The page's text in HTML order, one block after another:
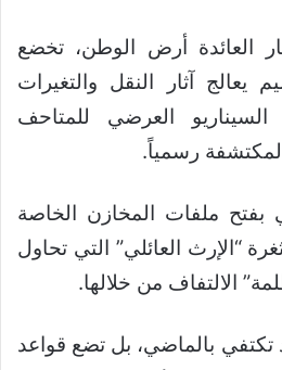
العائدة أرض الوطن، تخضع
يعالج آثار النقل والتغيرات
العرضي للمتاحف
المكتشفة رسمياً.
ملفات المخازن الخاصة
“الإرث العائلي” التي تحاول
الالتفاف من خلالها.
تكتفي بالماضي، بل تضع قواعد